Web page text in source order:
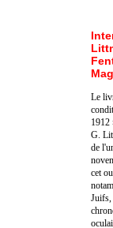
Le
1912
G.
de
cet
Juifs,